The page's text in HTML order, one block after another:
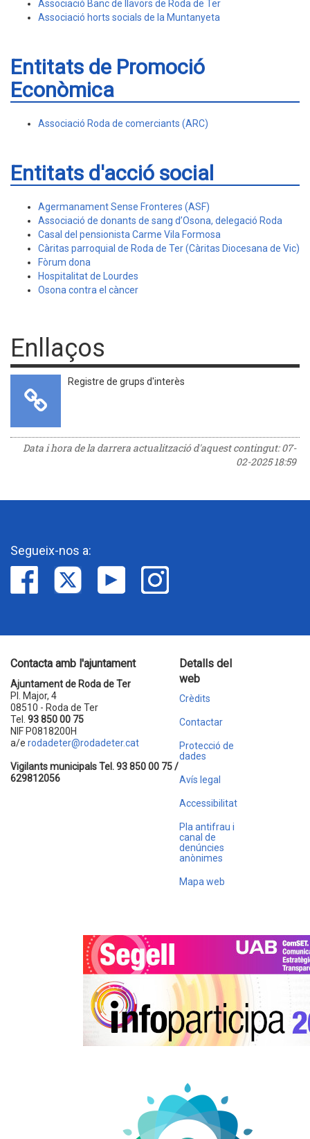
Associació Banc de llavors de Roda de Ter
Associació horts socials de la Muntanyeta
Entitats de Promoció
Econòmica
Associació Roda de comerciants (ARC)
Entitats d'acció social
Agermanament Sense Fronteres (ASF)
Associació de donants de sang d’Osona, delegació Roda
Casal del pensionista Carme Vila Formosa
Càritas parroquial de Roda de Ter (Càritas Diocesana de Vic)
Fòrum dona
Hospitalitat de Lourdes
Osona contra el càncer
Enllaços
Registre de grups d'interès
Data i hora de la darrera actualització d'aquest contingut:07-
02-2025 18:59
Segueix-nos a:
Contacta amb l'ajuntament
Ajuntament de Roda de Ter
Pl. Major, 4
08510 - Roda de Ter
Tel. 93 850 00 75
NIF P0818200H
a/e rodadeter@rodadeter.cat
Vigilants municipals Tel. 93 850 00 75 /
629812056
Detalls del
web
Crèdits
Contactar
Protecció de
dades
Avís legal
Accessibilitat
Pla antifrau i
canal de
denúncies
anònimes
Mapa web